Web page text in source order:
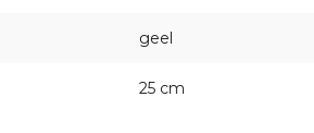
geel
25 cm